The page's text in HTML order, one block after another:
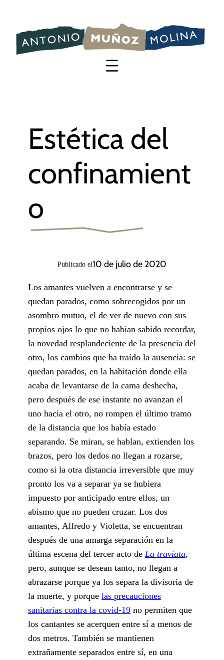
contenido
Estética del
confinamient
o
Publicado el10 de julio de 2020
Los amantes vuelven a encontrarse y se
quedan parados, como sobrecogidos por un
asombro mutuo, el de ver de nuevo con sus
propios ojos lo que no habían sabido recordar,
la novedad resplandeciente de la presencia del
otro, los cambios que ha traído la ausencia: se
quedan parados, en la habitación donde ella
acaba de levantarse de la cama deshecha,
pero después de ese instante no avanzan el
uno hacia el otro, no rompen el último tramo
de la distancia que los había estado
separando. Se miran, se hablan, extienden los
brazos, pero los dedos no llegan a rozarse,
como si la otra distancia irreversible que muy
pronto los va a separar ya se hubiera
impuesto por anticipado entre ellos, un
abismo que no pueden cruzar. Los dos
amantes, Alfredo y Violetta, se encuentran
después de una amarga separación en la
última escena del tercer acto de La traviata,
pero, aunque se desean tanto, no llegan a
abrazarse porque ya los separa la divisoria de
la muerte, y porque las precauciones
sanitarias contra la covid-19 no permiten que
los cantantes se acerquen entre sí a menos de
dos metros. También se mantienen
extrañamente separados entre sí, en una